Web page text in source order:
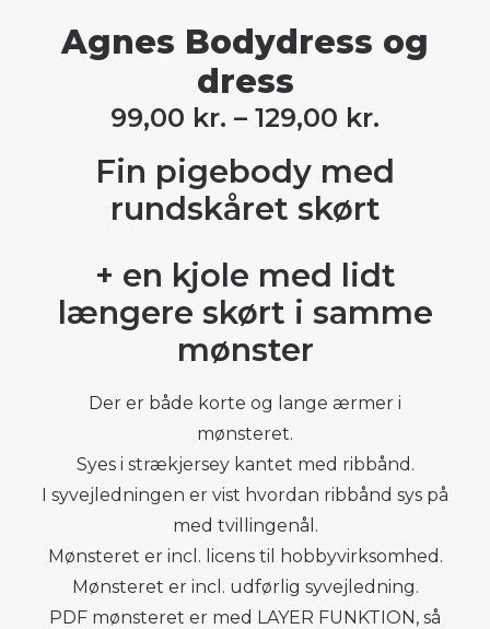
Agnes Bodydress og
dress
99,00 kr. – 129,00 kr.
Fin pigebody med
rundskåret skørt
+ en kjole med lidt
længere skørt i samme
mønster
Der er både korte og lange ærmer i
mønsteret.
Syes i strækjersey kantet med ribbånd.
I syvejledningen er vist hvordan ribbånd sys på
med tvillingenål.
Mønsteret er incl. licens til hobbyvirksomhed.
Mønsteret er incl. udførlig syvejledning.
PDF mønsteret er med LAYER FUNKTION, så